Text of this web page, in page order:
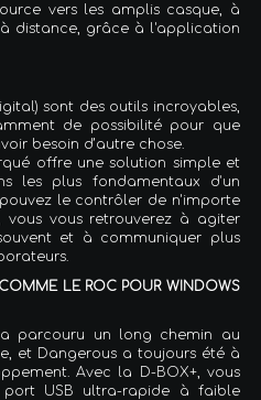
vers les amplis casque, à
distance, grâce à l'application
sont des outils incroyables,
de possibilité pour que
besoin d’autre chose.
offre une solution simple et
les plus fondamentaux d'un
le contrôler de n'importe
vous vous retrouverez à agiter
et à communiquer plus
LE ROC POUR WINDOWS
parcouru un long chemin au
et Dangerous a toujours été à
Avec la D-BOX+, vous
USB ultra-rapide à faible